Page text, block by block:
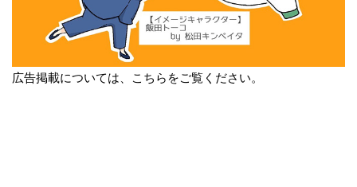
広告掲載については、こちらをご覧ください。